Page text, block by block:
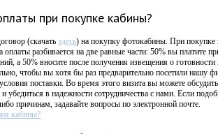
при покупке кабины?
(скачать здесь) на покупку фотокабины. При покупке
разбивается на две равные части: 50% вы платите
а 50% вносите после получения извещения о
чтобы вы хотя бы раз предварительно посетили нашу
поставки. Во время этого визита вы можете
убедиться в надежности сотрудничества с нами. Если
причинам, задавайте вопросы по электронной почте.
кабины?